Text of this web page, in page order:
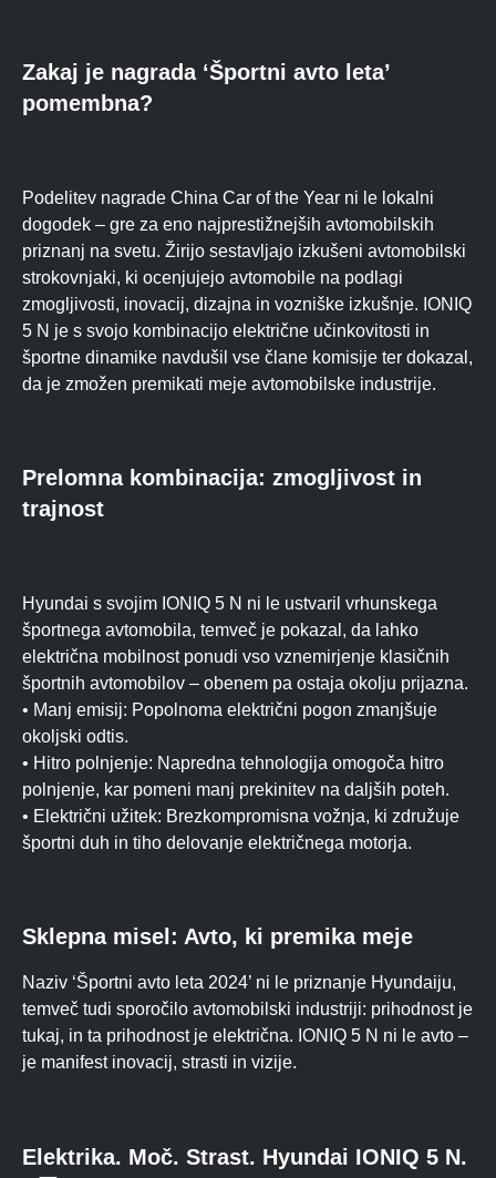
Zakaj je nagrada ‘Športni avto leta’
pomembna?
Podelitev nagrade China Car of the Year ni le lokalni
dogodek – gre za eno najprestižnejših avtomobilskih
priznanj na svetu. Žirijo sestavljajo izkušeni avtomobilski
strokovnjaki, ki ocenjujejo avtomobile na podlagi
zmogljivosti, inovacij, dizajna in vozniške izkušnje. IONIQ
5 N je s svojo kombinacijo električne učinkovitosti in
športne dinamike navdušil vse člane komisije ter dokazal,
da je zmožen premikati meje avtomobilske industrije.
Prelomna kombinacija: zmogljivost in
trajnost
Hyundai s svojim IONIQ 5 N ni le ustvaril vrhunskega
športnega avtomobila, temveč je pokazal, da lahko
električna mobilnost ponudi vso vznemirjenje klasičnih
športnih avtomobilov – obenem pa ostaja okolju prijazna.
• Manj emisij: Popolnoma električni pogon zmanjšuje
okoljski odtis.
• Hitro polnjenje: Napredna tehnologija omogoča hitro
polnjenje, kar pomeni manj prekinitev na daljših poteh.
• Električni užitek: Brezkompromisna vožnja, ki združuje
športni duh in tiho delovanje električnega motorja.
Sklepna misel: Avto, ki premika meje
Naziv ‘Športni avto leta 2024’ ni le priznanje Hyundaiju,
temveč tudi sporočilo avtomobilski industriji: prihodnost je
tukaj, in ta prihodnost je električna. IONIQ 5 N ni le avto –
je manifest inovacij, strasti in vizije.
Elektrika. Moč. Strast. Hyundai IONIQ 5 N.